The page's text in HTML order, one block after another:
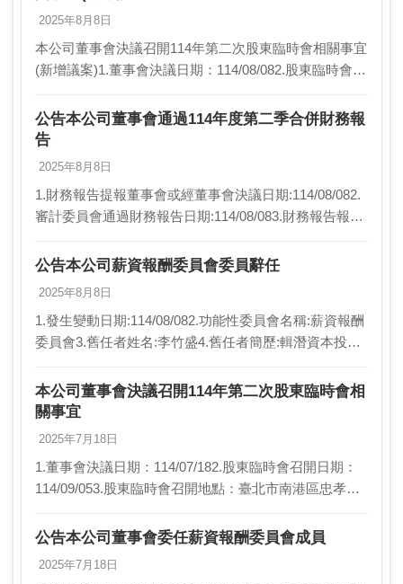
2025年8月8日
本公司董事會決議召開114年第二次股東臨時會相關事宜
(新增議案)1.董事會決議日期：114/08/082.股東臨時會召
區忠孝東路7段508…
公告本公司董事會通過114年度第二季合併財務報
告
2025年8月8日
1.財務報告提報董事會或經董事會決議日期:114/08/082.
審計委員會通過財務報告日期:114/08/083.財務報告報導
公告本公司薪資報酬委員會委員辭任
2025年8月8日
1.發生變動日期:114/08/082.功能性委員會名稱:薪資報酬
委員會3.舊任者姓名:李竹盛4.舊任者簡歷:輯潛資本投資
簡歷:不適用7.異動…
本公司董事會決議召開114年第二次股東臨時會相
關事宜
2025年7月18日
1.董事會決議日期：114/07/182.股東臨時會召開日期：
114/09/053.股東臨時會召開地點：臺北市南港區忠孝東
方式(實體股東會/…
公告本公司董事會委任薪資報酬委員會成員
2025年7月18日